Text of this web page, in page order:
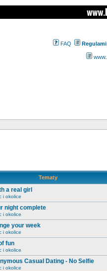
FAQ
Tematy
a real girl
i okolice
night complete
i okolice
your week
i okolice
fun
i okolice
Casual Dating - No Selfie
i okolice